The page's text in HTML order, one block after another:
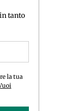
tanto
la tua